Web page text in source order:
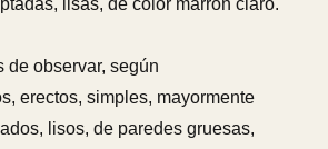
lisas, de color marrón claro.
observar, según
erectos, simples, mayormente
lisos, de paredes gruesas,